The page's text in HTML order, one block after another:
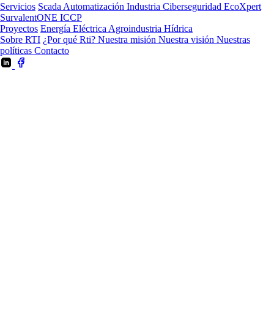
Servicios Scada Automatización Industria Ciberseguridad EcoXpert
SurvalentONE ICCP
Proyectos Energía Eléctrica Agroindustria Hídrica
Sobre RTI ¿Por qué Rti? Nuestra misión Nuestra visión Nuestras
políticas Contacto